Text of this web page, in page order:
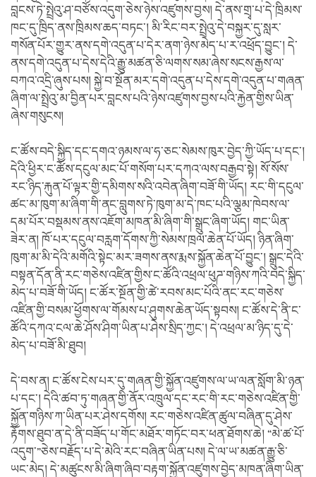
བླངས་ཏེ་སྤྲེའུ་ཤ་བཙོས་འདུག་ཅེས་ཉེས་འཛུགས་བྱས། དེ་ནས་གྲྭ་པ་དེ་ཁྲིམས་
ཁང་དུ་ཁྲིད་ནས་ཁྲིམས་ཆད་བཏང་། མི་རིང་བར་སྤྲེའུ་དེ་བསྐྱར་དུ་སླར་
གསོན་པོར་གྱུར་ནས་དགེ་འདུན་པ་དེར་ནག་ཉེས་མེད་པ་ར་འཕྲོད་བྱུང་། དེ་
ནས་དགེ་འདུན་པ་དེས་དེའི་རྒྱུ་མཚན་ཅི་ལགས་སམ་ཞེས་སངས་རྒྱས་ལ་
བཀའ་འདྲི་ཞུས་པས། སྐྱེ་བ་སྔོན་མར་དགེ་འདུན་པ་དེས་དགེ་འདུན་པ་གཞན་
ཞིག་ལ་སྤྲེའུ་མ་བྱིན་པར་བླངས་པའི་ཉེས་འཛུགས་བྱས་པའི་རྐྱེན་གྱིས་ཡིན་
ཞེས་གསུངས།
ང་ཚོས་བདེ་སྐྱིད་དང་དགའ་ཉམས་ལ་ཧ་ཅང་སེམས་ཁུར་བྱེད་ཀྱི་ཡོད་པ་དང་།
དེའི་ཕྱིར་ང་ཚོས་དངུལ་མང་པོ་གསོག་པར་དཀའ་ལས་བརྒྱབ་སྟེ། སོ་སོས་
རང་ཉིད་རྐུན་པོ་ལྟར་གྱི་དམིགས་སའི་འབེན་ཞིག་བཟོ་གི་ཡོད། རང་གི་དངུལ་
ཚང་མ་ཁུག་མ་ཞིག་གི་ནང་བླུགས་ཏེ་ཁུག་མ་དེ་ཁང་པའི་ལྕམ་ཁེབས་ལ་
དམ་པོར་བསྡམས་ནས་འཇོག་མཁན་མི་ཞིག་གི་སྒྲུང་ཞིག་ཡོད། གང་ཡིན་
ཟེར་ན། ཁོ་པར་དངུལ་བརླག་དོགས་ཀྱི་སེམས་ཁྲལ་ཆེན་པོ་ཡོད། ཉིན་ཞིག་
ཁུག་མ་མི་དེའི་མགོའི་སྟེང་མར་ཟགས་ནས་རྨས་སྐྱོན་ཆེན་པོ་བྱུང་། སྒྲུང་དེའི་
བསྟན་དོན་ནི་རང་གཅེས་འཛིན་གྱིས་ང་ཚོའི་འཕྲལ་ཕུཌ་གཉིས་ཀའི་བདེ་སྐྱིད་
མེད་པ་བཟོ་གི་ཡོད། ང་ཚོར་སྔོན་གྱི་ཚེ་རབས་མང་པོའི་ནང་རང་གཅེས་
འཛིན་གྱི་བསམ་ཕྱོགས་ལ་གོམས་པ་ཤུགས་ཆེན་ཡོད་སྟབས། ང་ཚོས་དེ་ནི་ང་
ཚོའི་དཀའ་ངལ་ཆེ་ཤོས་ཤིག་ཡིན་པ་ཤེས་སྲིད་ཀྱང་། དེ་འཕྲལ་མ་ཉིད་དུ་དེ་
མེད་པ་བཟོ་མི་ཐུབ།
དེ་བས་ན། ང་ཚོས་ངེས་པར་དུ་གཞན་གྱི་སྐྱོན་འཛུགས་ལ་ཡ་ལན་སློག་མི་ཉན་
པ་དང་། དེའི་ཚབ་ཏུ་གཞན་གྱི་ནོར་འཁྲུལ་དང་རང་གི་རང་གཅེས་འཛིན་གྱི་
སྐྱོན་གཉིས་ཀ་ཡིན་པར་ཤེས་དགོས། རང་གཅེས་འཛིན་ཚུལ་བཞིན་དུ་ཤེས་
རྟོགས་ཐུབ་ན་དེ་ནི་བཟོད་པ་གོང་མཐོར་གཏོང་བར་ཕན་ཐོགས་ཆེ། “མེ་ཚ་པོ་
འདུག་”ཅེས་བརྗོད་པ་དེ་མེའི་རང་བཞིན་ཡིན་པས། དེ་ལ་ཡ་མཚན་རྒྱུ་ཅི་
ཡང་མེད། དེ་མཚུངས་མི་ཞིག་ཞིབ་བརྟག་སྐྱོན་འཛུགས་བྱེད་མཁན་ཞིག་ཡིན་